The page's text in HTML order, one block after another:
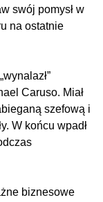
swój pomysł w
na ostatnie
„wynalazł”
Caruso. Miał
szefową i
W końcu wpadł
biznesowe